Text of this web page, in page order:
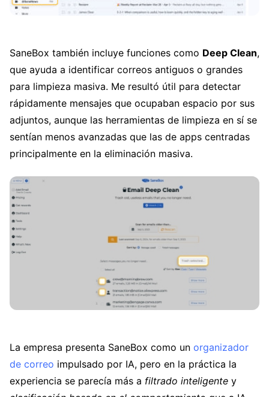
SaneBox también incluye funciones como Deep Clean,
que ayuda a identificar correos antiguos o grandes
para limpieza masiva. Me resultó útil para detectar
rápidamente mensajes que ocupaban espacio por sus
adjuntos, aunque las herramientas de limpieza en sí se
sentían menos avanzadas que las de apps centradas
principalmente en la eliminación masiva.
La empresa presenta SaneBox como un organizador
de correo impulsado por IA, pero en la práctica la
experiencia se parecía más a filtrado inteligente y